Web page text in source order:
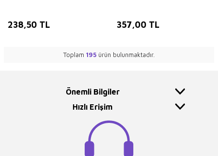
238,50 TL 357,00 TL
Toplam 195 ürün bulunmaktadır.
Önemli Bilgiler
Hızlı Erişim